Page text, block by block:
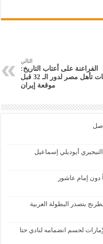
التالي
الفراعنة على أعتاب التاريخ:
حسابات تأهل مصر لدور الـ 32 قبل
موقعة إيران
أيوديلي إسماعيل
دون إمام عاشور
لحسم انضمامه لنادي حتا